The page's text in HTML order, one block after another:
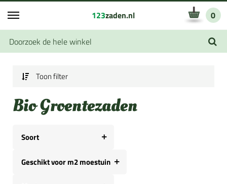
123zaden.nl 0
Toon filter
Bio Groentezaden
Soort
Geschikt voor m2 moestuin